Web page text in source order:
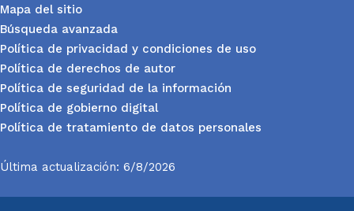
Mapa del sitio
Búsqueda avanzada
Política de privacidad y condiciones de uso
Política de derechos de autor
Política de seguridad de la información
Política de gobierno digital
Política de tratamiento de datos personales
Última actualización: 6/8/2026